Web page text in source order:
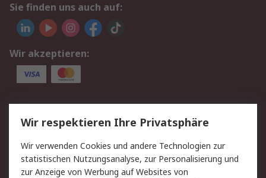
Sie finden uns auch auf:
Wir akzeptieren:
Service
Value Added Services
Lieferlösungen
Rücksendungen
Kontakt
Hilfe
Privatkunden
Wir respektieren Ihre Privatsphäre
Wir verwenden Cookies und andere Technologien zur
statistischen Nutzungsanalyse, zur Personalisierung und
zur Anzeige von Werbung auf Websites von